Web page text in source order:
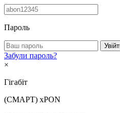
Пароль
Забули пароль?
×
Гігабіт
(СМАРТ) xPON